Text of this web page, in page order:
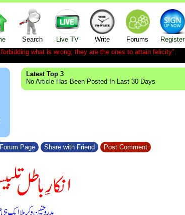
Search Live TV Write Forums Register
what is wrong; they are the ones to attain felicity".
Latest Top 3
No Article Has Been Posted In Last 30 Days
Forum Page Share with Friend Post Comment